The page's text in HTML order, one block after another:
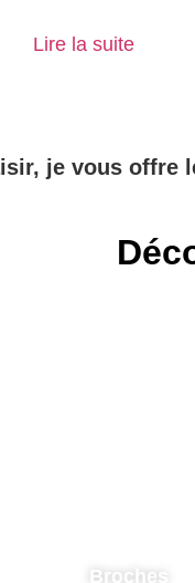
Lire la suite
je vous offre
Broches